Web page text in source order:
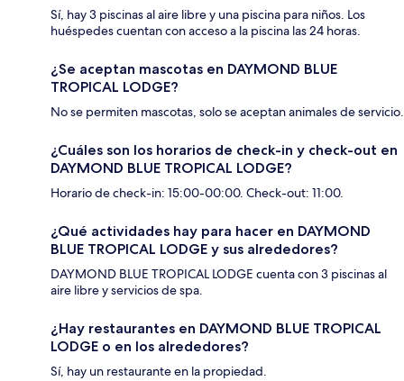
Sí, hay 3 piscinas al aire libre y una piscina para niños. Los
huéspedes cuentan con acceso a la piscina las 24 horas.
¿Se aceptan mascotas en DAYMOND BLUE
TROPICAL LODGE?
No se permiten mascotas, solo se aceptan animales de servicio.
¿Cuáles son los horarios de check-in y check-out en
DAYMOND BLUE TROPICAL LODGE?
Horario de check-in: 15:00-00:00. Check-out: 11:00.
¿Qué actividades hay para hacer en DAYMOND
BLUE TROPICAL LODGE y sus alrededores?
DAYMOND BLUE TROPICAL LODGE cuenta con 3 piscinas al
aire libre y servicios de spa.
¿Hay restaurantes en DAYMOND BLUE TROPICAL
LODGE o en los alrededores?
Sí, hay un restaurante en la propiedad.